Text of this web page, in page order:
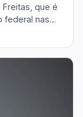
que é
federal nas